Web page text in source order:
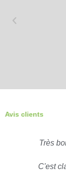
Avis clients
Très
C'est